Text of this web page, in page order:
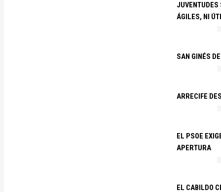
JUVENTUDES
ÁGILES, NI
SAN GINÉS
ARRECIFE
EL PSOE
APERTURA
EL CABILDO